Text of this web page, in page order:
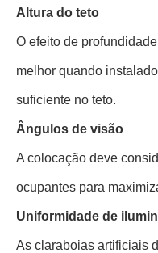
Altura do teto
O efeito de
melhor quando
suficiente no teto.
Ângulos de visão
A colocação deve
ocupantes para
Uniformidade de
As claraboias artificiais